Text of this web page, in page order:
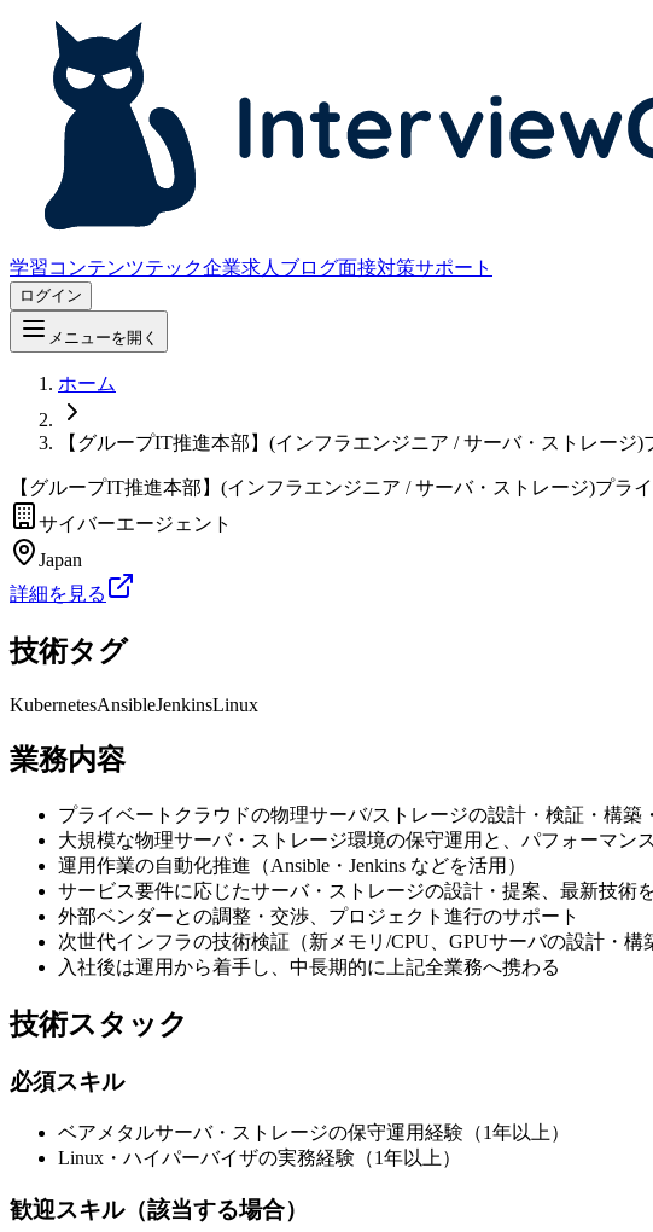
学習コンテンツテック企業求人 ブログ面接対策サポート
ログイン
メニューを開く
ホーム
【グループIT推進本部】(インフラエンジニア / サーバ・ストレー
【グループIT推進本部】(インフラエンジニア / サーバ・ストレージ)プ
サイバーエージェント
Japan
詳細を見る
技術タグ
KubernetesAnsibleJenkinsLinux
業務内容
プライベートクラウドの物理サーバ/ストレージの設計・検証・構
大規模な物理サーバ・ストレージ環境の保守運用と、パフォーマン
運用作業の自動化推進（Ansible・Jenkins などを活用）
サービス要件に応じたサーバ・ストレージの設計・提案、最新技術
外部ベンダーとの調整・交渉、プロジェクト進行のサポート
次世代インフラの技術検証（新メモリ/CPU、GPUサーバの設計・構
入社後は運用から着手し、中長期的に上記全業務へ携わる
技術スタック
必須スキル
ベアメタルサーバ・ストレージの保守運用経験（1年以上）
Linux・ハイパーバイザの実務経験（1年以上）
歓迎スキル（該当する場合）